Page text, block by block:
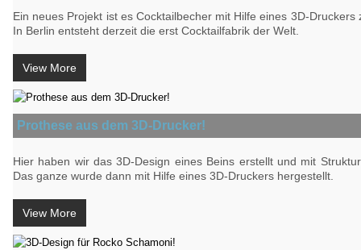
Ein neues Projekt ist es Cocktailbecher mit Hilfe eines 3D-Druckers
In Berlin entsteht derzeit die erst Cocktailfabrik der Welt.
View More
Prothese aus dem 3D-Drucker!
Hier haben wir das 3D-Design eines Beins erstellt und mit
Das ganze wurde dann mit Hilfe eines 3D-Druckers hergestellt.
View More